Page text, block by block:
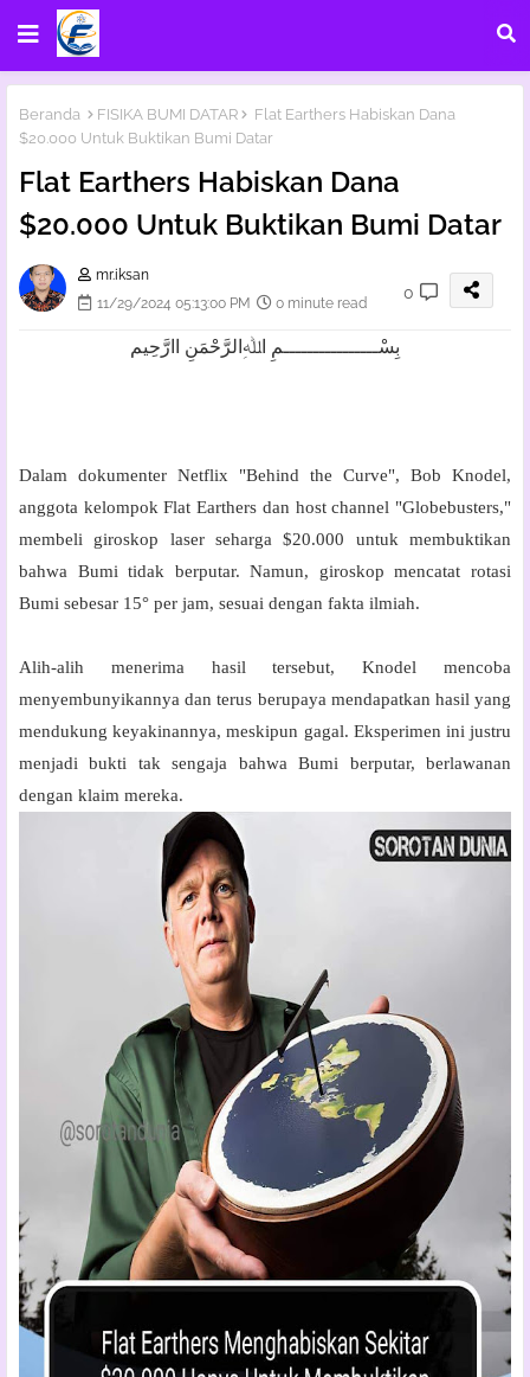
Beranda FISIKA BUMI DATAR
Flat Earthers Habiskan Dana
$20.000 Untuk Buktikan Bumi Datar
Flat Earthers Habiskan Dana
$20.000 Untuk Buktikan Bumi Datar
mr.iksan
11/29/2024 05:13:00 PM
0 minute read
0
بِسْــــــــــــــــمِ اﷲِالرَّحْمَنِ اارَّحِيم
Dalam dokumenter Netflix "Behind the Curve", Bob Knodel,
anggota kelompok Flat Earthers dan host channel "Globebusters,"
membeli giroskop laser seharga $20.000 untuk membuktikan
bahwa Bumi tidak berputar. Namun, giroskop mencatat rotasi
Bumi sebesar 15° per jam, sesuai dengan fakta ilmiah.
Alih-alih menerima hasil tersebut, Knodel mencoba
menyembunyikannya dan terus berupaya mendapatkan hasil yang
mendukung keyakinannya, meskipun gagal. Eksperimen ini justru
menjadi bukti tak sengaja bahwa Bumi berputar, berlawanan
dengan klaim mereka.